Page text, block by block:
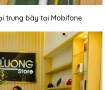
trưng bày tại Mobifone